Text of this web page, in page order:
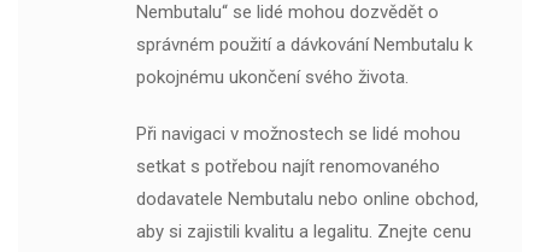
Nembutalu“ se lidé mohou dozvědět o
správném použití a dávkování Nembutalu k
pokojnému ukončení svého života.
Při navigaci v možnostech se lidé mohou
setkat s potřebou najít renomovaného
dodavatele Nembutalu nebo online obchod,
aby si zajistili kvalitu a legalitu. Znejte cenu